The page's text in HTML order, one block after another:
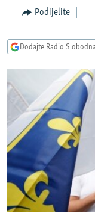
Pređite
pretragu
VIZUELNO
FOTOGALERIJE
PODCASTI
RAT U UKRAJINI
KINA NA BALKANU
RSE PRIČE IZ
ISPRIČAJ MI
DNEVNO@RSE
SPECIJALI RSE
VIŠE OD NASLOVA
GENOCID U
PRATITE NAS
Podijelite
Dodajte Radio